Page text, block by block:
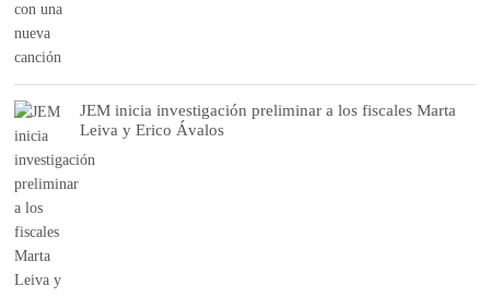
JEM inicia investigación preliminar a los fiscales Marta
Leiva y Erico Ávalos